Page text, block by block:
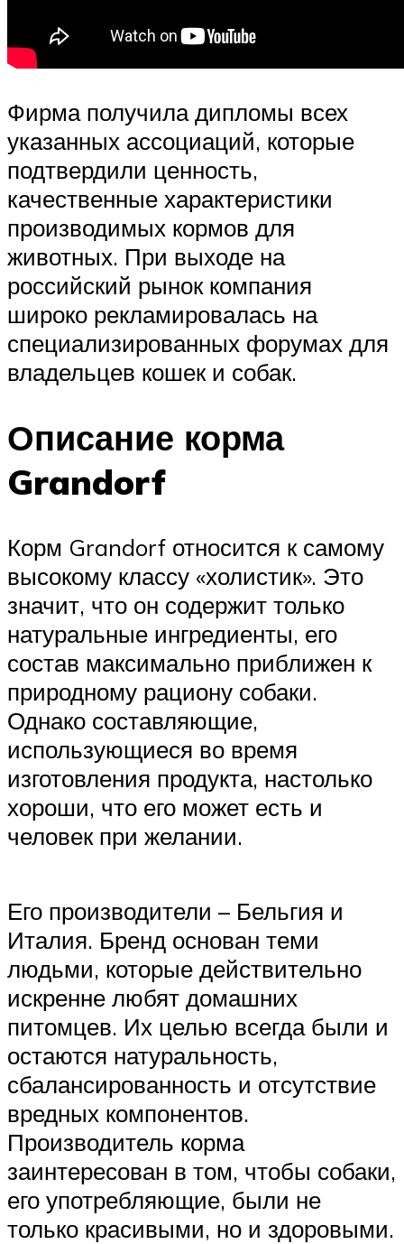
Фирма получила дипломы всех
указанных ассоциаций, которые
подтвердили ценность,
качественные характеристики
производимых кормов для
животных. При выходе на
российский рынок компания
широко рекламировалась на
специализированных форумах для
владельцев кошек и собак.
Описание корма
Grandorf
Корм Grandorf относится к самому
высокому классу «холистик». Это
значит, что он содержит только
натуральные ингредиенты, его
состав максимально приближен к
природному рациону собаки.
Однако составляющие,
использующиеся во время
изготовления продукта, настолько
хороши, что его может есть и
человек при желании.
Его производители – Бельгия и
Италия. Бренд основан теми
людьми, которые действительно
искренне любят домашних
питомцев. Их целью всегда были и
остаются натуральность,
сбалансированность и отсутствие
вредных компонентов.
Производитель корма
заинтересован в том, чтобы собаки,
его употребляющие, были не
только красивыми, но и здоровыми.